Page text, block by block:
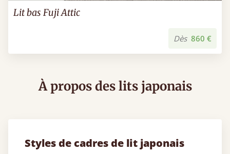
Lit bas Fuji Attic
Dès 860 €
À propos des lits japonais
Styles de cadres de lit japonais